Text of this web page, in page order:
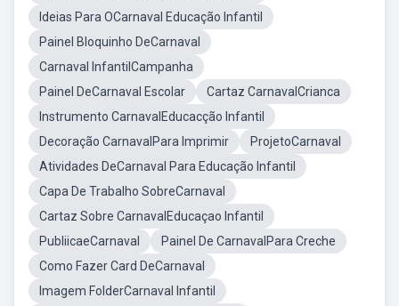
Ideias Para OCarnaval Educação Infantil
Painel Bloquinho DeCarnaval
Carnaval InfantilCampanha
Painel DeCarnaval Escolar
Cartaz CarnavalCrianca
Instrumento CarnavalEducacção Infantil
Decoração CarnavalPara Imprimir
ProjetoCarnaval
Atividades DeCarnaval Para Educação Infantil
Capa De Trabalho SobreCarnaval
Cartaz Sobre CarnavalEducaçao Infantil
PubliicaeCarnaval
Painel De CarnavalPara Creche
Como Fazer Card DeCarnaval
Imagem FolderCarnaval Infantil